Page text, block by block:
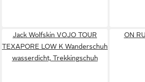
Jack Wolfskin VOJO TOUR
TEXAPORE LOW K Wanderschuh
wasserdicht, Trekkingschuh
ON